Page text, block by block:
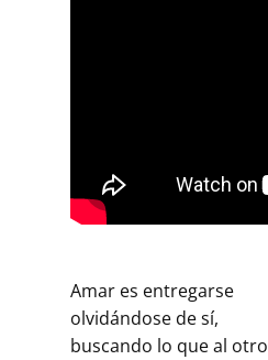
Amar es entregarse
olvidándose de sí,
buscando lo que al otro